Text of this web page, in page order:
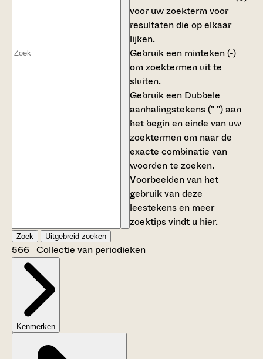
voor uw zoekterm voor
resultaten die op elkaar
lijken.
Gebruik een minteken (-)
om zoektermen uit te
sluiten.
Gebruik een Dubbele
aanhalingstekens (" ")aan
het begin en einde van uw
zoektermen om naar de
exacte combinatie van
woorden te zoeken.
Voorbeelden van het
gebruik van deze
leestekens en meer
zoektips vindt u hier.
Zoek Uitgebreid zoeken
566 Collectie van periodieken
Kenmerken